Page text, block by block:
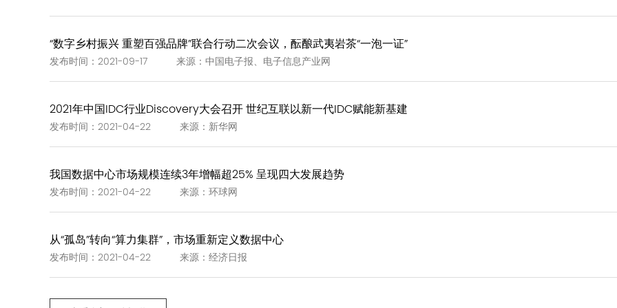
“数字乡村振兴 重塑百强品牌”联合行动二次会议，酝酿武夷岩茶“一泡一证”
发布时间：2021-09-17 来源：中国电子报、电子信息产业网
2021年中国IDC行业Discovery大会召开 世纪互联以新一代IDC赋能新基建
发布时间：2021-04-22 来源：新华网
我国数据中心市场规模连续3年增幅超25% 呈现四大发展趋势
发布时间：2021-04-22 来源：环球网
从“孤岛”转向“算力集群”，市场重新定义数据中心
发布时间：2021-04-22 来源：经济日报